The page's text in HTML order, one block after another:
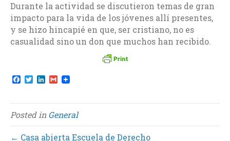
Durante la actividad se discutieron temas de gran
impacto para la vida de los jóvenes allí presentes,
y se hizo hincapié en que, ser cristiano, no es
casualidad sino un don que muchos han recibido.
F
e
b
o
o
k
T
t
t
e
r
L
k
e
d
I
n
G
i
l
Posted inGeneral
← Casa abierta Escuela de Derecho